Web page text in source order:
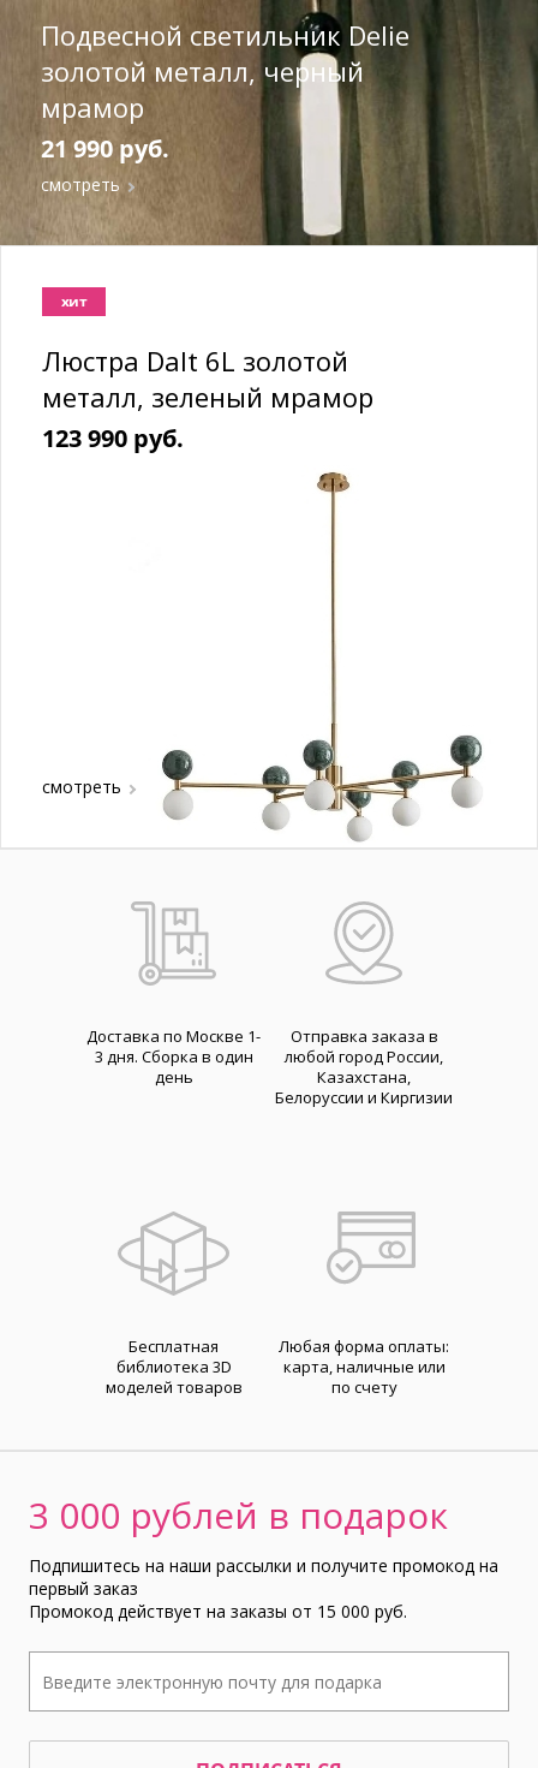
хит
смотреть
Люстра Dalt 6L золотой
металл, зеленый мрамор
123 990 руб.
смотреть
Подвесной светильник Delie
золотой металл, черный
мрамор
21 990 руб.
Доставка по Москве 1-
3 дня. Cборка в один
день
Отправка заказа в
любой город России,
Казахстана,
Белоруссии и Киргизии
Бесплатная
библиотека 3D
моделей товаров
Любая форма оплаты:
карта, наличные или
по счету
3 000 рублей в подарок
Подпишитесь на наши рассылки и получите промокод на
первый заказ
Промокод действует на заказы от 15 000 руб.